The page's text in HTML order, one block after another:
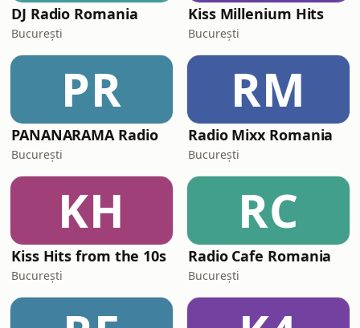
DJ Radio Romania
București
Kiss Millenium Hits
București
PR
PANANARAMA Radio
București
RM
Radio Mixx Romania
București
KH
Kiss Hits from the 10s
București
RC
Radio Cafe Romania
București